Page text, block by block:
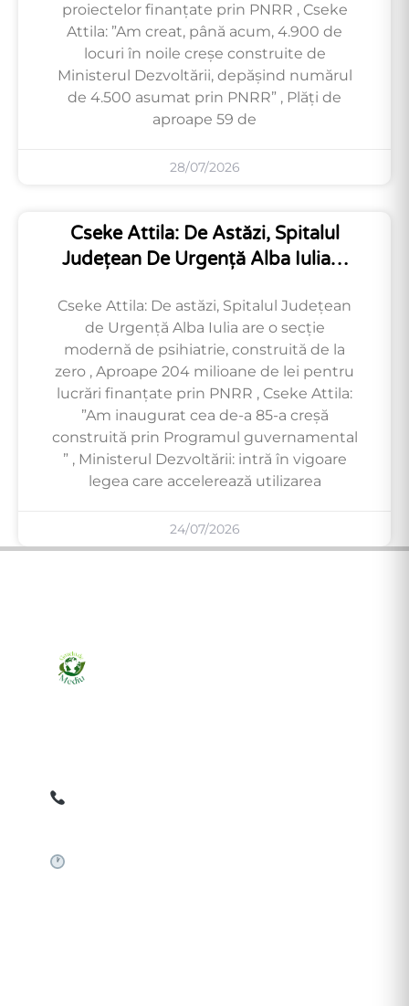
proiectelor finanțate prin PNRR , Cseke
Attila: ”Am creat, până acum, 4.900 de
locuri în noile creșe construite de
Ministerul Dezvoltării, depășind numărul
de 4.500 asumat prin PNRR” , Plăți de
aproape 59 de
28/07/2026
Cseke Attila: De Astăzi, Spitalul
Județean De Urgență Alba Iulia…
Cseke Attila: De astăzi, Spitalul Județean
de Urgență Alba Iulia are o secție
modernă de psihiatrie, construită de la
zero , Aproape 204 milioane de lei pentru
lucrări finanțate prin PNRR , Cseke Attila:
”Am inaugurat cea de-a 85-a creșă
construită prin Programul guvernamental
” , Ministerul Dezvoltării: intră în vigoare
legea care accelerează utilizarea
24/07/2026